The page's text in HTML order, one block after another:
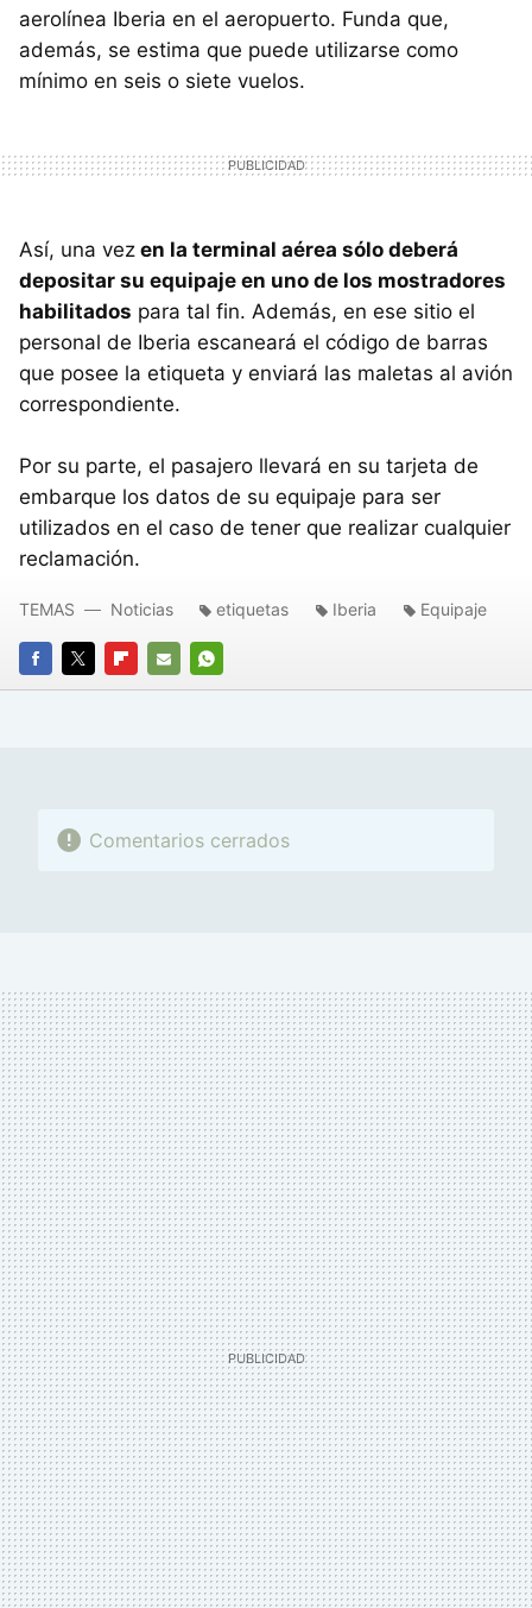
aerolínea Iberia en el aeropuerto. Funda que,
además, se estima que puede utilizarse como
mínimo en seis o siete vuelos.
Así, una vez en la terminal aérea sólo deberá
depositar su equipaje en uno de los mostradores
habilitados para tal fin. Además, en ese sitio el
personal de Iberia escaneará el código de barras
que posee la etiqueta y enviará las maletas al avión
correspondiente.
Por su parte, el pasajero llevará en su tarjeta de
embarque los datos de su equipaje para ser
utilizados en el caso de tener que realizar cualquier
reclamación.
FACEBOOK
TWITTERFLIPBOARD
E-
WHATSAPP
TEMAS Noticias etiquetas Iberia Equipaje
Comentarios cerrados